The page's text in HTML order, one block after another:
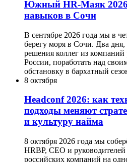
Южный HR-Маяк 2026:
навыков в Сочи
В сентябре 2026 года мы в
берегу моря в Сочи. Два
решения коллег из компаний
России, поработать над
обстановку в бархатный
8 октября
Headсonf 2026: как
подходы меняют
и культуру найма
8 октября 2026 года мы
HRBP, СЕО и
российских компаний на